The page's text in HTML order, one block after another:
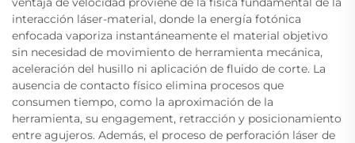
interacción láser-material, donde la energía fotónica
enfocada vaporiza instantáneamente el material objetivo
sin necesidad de movimiento de herramienta mecánica,
aceleración del husillo ni aplicación de fluido de corte. La
ausencia de contacto físico elimina procesos que
consumen tiempo, como la aproximación de la
herramienta, su engagement, retracción y posicionamiento
entre agujeros. Además, el proceso de perforación láser de